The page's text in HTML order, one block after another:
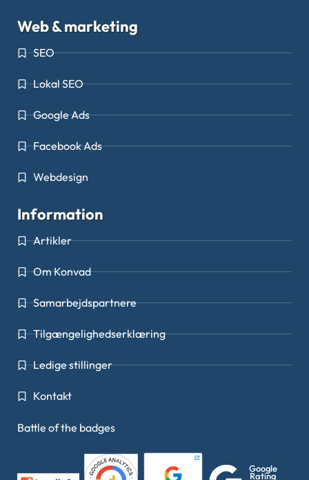
Web & marketing
SEO
Lokal SEO
Google Ads
Facebook Ads
Webdesign
Information
Artikler
Om Konvad
Samarbejdspartnere
Tilgængelighedserklæring
Ledige stillinger
Kontakt
Battle of the badges
Google
Rating